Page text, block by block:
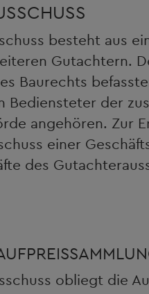
besteht aus
Gutachtern.
Baurechts
Bediensteter der
angehören. Zur
einer
des
obliegt die